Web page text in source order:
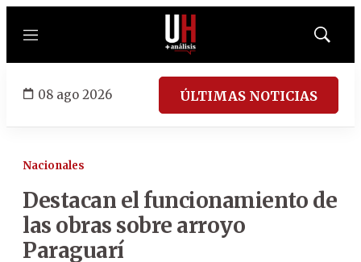
Menú
Mostrar
08 ago 2026 ÚLTIMAS NOTICIAS
Nacionales
Destacan el funcionamiento de
las obras sobre arroyo
Paraguarí